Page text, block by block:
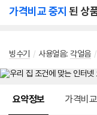
가격비교 중지 된 상
빙수기 / 사용얼음: 각얼음 /
요약정보 가격비교